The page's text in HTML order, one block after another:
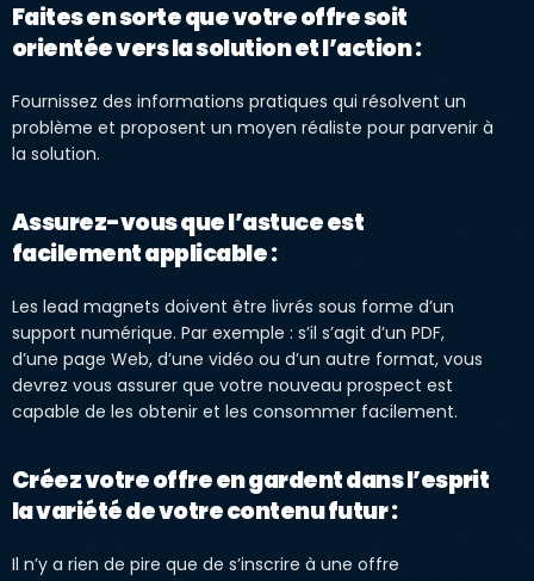
Faites en sorte que votre offre soit
orientée vers la solution et l’action :
Fournissez des informations pratiques qui résolvent un
problème et proposent un moyen réaliste pour parvenir à
la solution.
Assurez-vous que l’astuce est
facilement applicable :
Les lead magnets doivent être livrés sous forme d’un
support numérique. Par exemple : s’il s’agit d’un PDF,
d’une page Web, d’une vidéo ou d’un autre format, vous
devrez vous assurer que votre nouveau prospect est
capable de les obtenir et les consommer facilement.
Créez votre offre en gardent dans l’esprit
la variété de votre contenu futur :
Il n’y a rien de pire que de s’inscrire à une offre